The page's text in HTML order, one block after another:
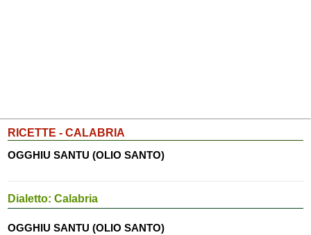
RICETTE - CALABRIA
OGGHIU SANTU (OLIO SANTO)
Dialetto: Calabria
OGGHIU SANTU (OLIO SANTO)